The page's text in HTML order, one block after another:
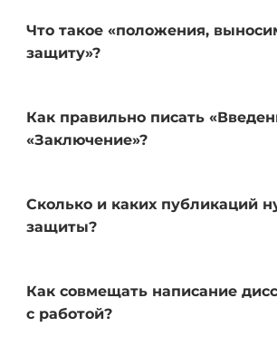
Что такое «положения,
защиту»?
Как правильно писать
«Заключение»?
Сколько и каких публикаций
защиты?
Как совмещать написание
с работой?